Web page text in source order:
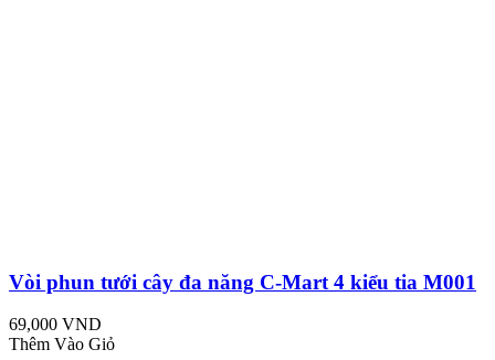
Vòi phun tưới cây đa năng C-Mart 4 kiểu tia M001
69,000 VND
Thêm Vào Giỏ